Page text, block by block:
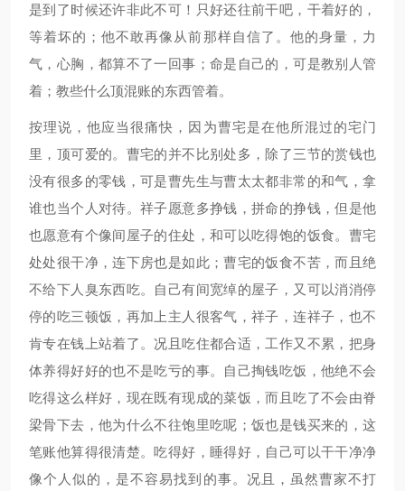
是到了时候还许非此不可！只好还往前干吧，干着好的，
等着坏的；他不敢再像从前那样自信了。他的身量，力
气，心胸，都算不了一回事；命是自己的，可是教别人管
着；教些什么顶混账的东西管着。
按理说，他应当很痛快，因为曹宅是在他所混过的宅门
里，顶可爱的。曹宅的并不比别处多，除了三节的赏钱也
没有很多的零钱，可是曹先生与曹太太都非常的和气，拿
谁也当个人对待。祥子愿意多挣钱，拼命的挣钱，但是他
也愿意有个像间屋子的住处，和可以吃得饱的饭食。曹宅
处处很干净，连下房也是如此；曹宅的饭食不苦，而且绝
不给下人臭东西吃。自己有间宽绰的屋子，又可以消消停
停的吃三顿饭，再加上主人很客气，祥子，连祥子，也不
肯专在钱上站着了。况且吃住都合适，工作又不累，把身
体养得好好的也不是吃亏的事。自己掏钱吃饭，他绝不会
吃得这么样好，现在既有现成的菜饭，而且吃了不会由脊
梁骨下去，他为什么不往饱里吃呢；饭也是钱买来的，这
笔账他算得很清楚。吃得好，睡得好，自己可以干干净净
像个人似的，是不容易找到的事。况且，虽然曹家不打